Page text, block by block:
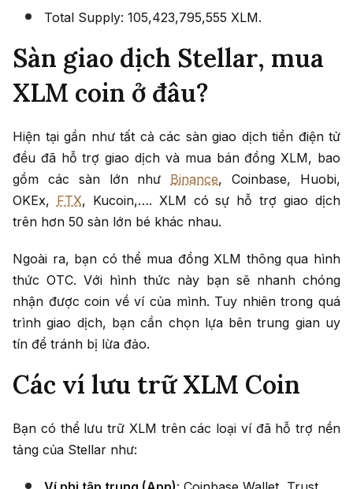
Total Supply: 105,423,795,555 XLM.
Sàn giao dịch Stellar, mua
XLM coin ở đâu?
Hiện tại gần như tất cả các sàn giao dịch tiền điện tử
đều đã hỗ trợ giao dịch và mua bán đồng XLM, bao
gồm các sàn lớn như Binance, Coinbase, Huobi,
OKEx, FTX, Kucoin,…. XLM có sự hỗ trợ giao dịch
trên hơn 50 sàn lớn bé khác nhau.
Ngoài ra, bạn có thể mua đồng XLM thông qua hình
thức OTC. Với hình thức này bạn sẽ nhanh chóng
nhận được coin về ví của mình. Tuy nhiên trong quá
trình giao dịch, bạn cần chọn lựa bên trung gian uy
tín để tránh bị lừa đảo.
Các ví lưu trữ XLM Coin
Bạn có thể lưu trữ XLM trên các loại ví đã hỗ trợ nền
tảng của Stellar như: